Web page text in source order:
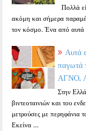
Πολλά
ακόμη και σήμερα
τον κόσμο. Ένα από αυτά
Αυτά
ΑΓΝΟ,
Στην
βιντεοταινιών και του
μετρούσες με περηφάνια
Εκείνα ...